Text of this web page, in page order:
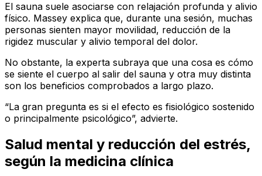
El sauna suele asociarse con relajación profunda y alivio
físico. Massey explica que, durante una sesión, muchas
personas sienten mayor movilidad, reducción de la
rigidez muscular y alivio temporal del dolor.
No obstante, la experta subraya que una cosa es cómo
se siente el cuerpo al salir del sauna y otra muy distinta
son los beneficios comprobados a largo plazo.
“La gran pregunta es si el efecto es fisiológico sostenido
o principalmente psicológico”, advierte.
Salud mental y reducción del estrés,
según la medicina clínica